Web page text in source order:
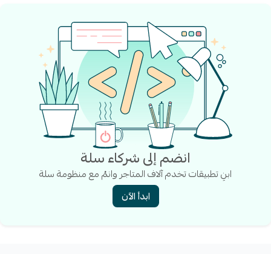
انضم إلى شركاء سلة
ابنِ تطبيقات تخدم آلاف المتاجر وانمُ مع منظومة سلة
ابدأ الآن